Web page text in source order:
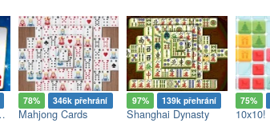
78% 346k přehrání
Mahjong Cards
97% 139k přehrání
Shanghai Dynasty
75%
10x10!